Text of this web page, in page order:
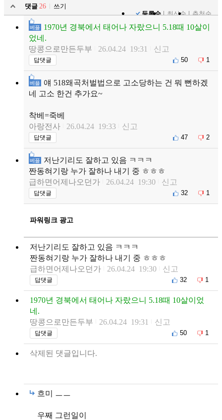
댓글 26
쓰기
등록순
최신순 추천순
베플
1970년 경북에서 태어나 자랐으니 5.18때 10살이
었네.
땅콩으로만든두부
26.04.24 19:31 신고
답댓글 50 1
베플
얘 518왜곡처벌법으로 고소당하는 건 뭐 뻔하겠
네 고소 한건 추가요~
착베=죽베
아랑전사
26.04.24 19:33 신고
답댓글 47 2
베플
저난기리도 잘하고 있음 ㅋㅋㅋ
짠동혀기랑 누가 잘하나 내기 중 ㅎㅎㅎ
급하면어제나오던가
26.04.24 19:30 신고
답댓글 32 1
파워링크 광고
저난기리도 잘하고 있음 ㅋㅋㅋ
짠동혀기랑 누가 잘하나 내기 중 ㅎㅎㅎ
급하면어제나오던가
26.04.24 19:30 신고
답댓글 32 1
1970년 경북에서 태어나 자랐으니 5.18때 10살이었
네.
땅콩으로만든두부
26.04.24 19:31 신고
답댓글 50 1
삭제된 댓글입니다.
흐미 ㅡㅡ
우째 그런일이